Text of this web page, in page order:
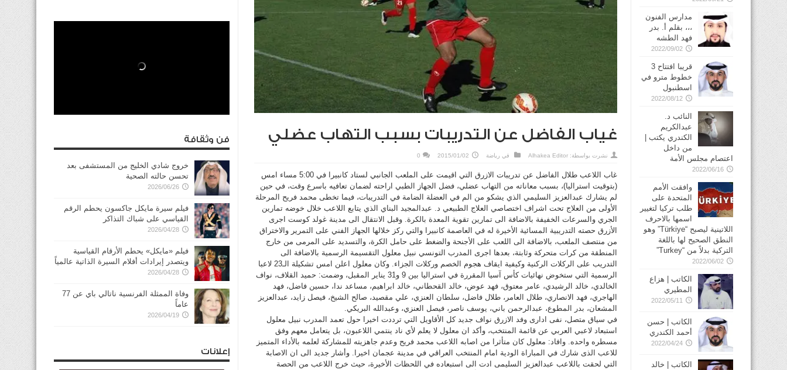
غياب الفاضل عن التدريبات بسبب التهاب عضلي
نشرت بواسطة: Alhakea Editor في رياضة 2015/01/02
0
غاب اللاعب طلال الفاضل عن تدريبات الازرق التي اقيمت على الملعب الجانبي لستاد كانبيرا في 5:00 مساء امس
(بتوقيت استراليا)، بسبب معاناته من التهاب عضلي، فضل الجهاز الطبي اراحته لضمان تعافيه باسرع وقت، في حين
لم يشارك عبدالعزيز السليمي الذي يشكو من الم في العضلة الضامة في التدريبات، فيما تخطى محمد فريح المرحلة
الأولى من العلاج تحت اشراف اختصاصي العلاج الطبيعي د. عبدالمجيد البناي الذي يتابع اللاعب خلال خوضه تمارين
الجري والسرعات الخفيفة بالاضافة الى تمارين تقوية المعدة بالكرة. وقبل الانتقال الى مدينة غولد كوست اجرى
الأزرق حصته التدريبية المسائية الأخيرة له في العاصمة كانبيرا والتي ركز خلالها الجهاز الفني على التمرير والاختراق
من منتصف الملعب، بالاضافة الى اللعب على الأجنحة والضغط على حامل الكرة، والتسديد على المرمى من خارج
المنطقة من كرات متحركة وثابتة، بعدها اجرى المدرب التونسي نبيل معلول التقسيمة الرسمية بالاضافة الى
التدريب على الركلات الركنية وكيفية ايقاف هجوم الخصم وركلات الجزاء. وكان معلول اعلن امس تشكيلة الـ23 لاعبا
الرسمية التي ستخوض نهائيات كأس آسيا المقررة في استراليا بين 9 و31 يناير المقبل، وضمت: حميد القلاف، نواف
الخالدي، خالد الرشيدي، عامر معتوق، فهد عوض، خالد القحطاني، خالد ابراهيم، مساعد ندا، حسين فاضل، فهد
الهاجري، فهد الانصاري، طلال العامر، طلال فاضل، سلطان العنزي، علي مقصيد، صالح الشيخ، فيصل زايد، عبدالعزيز
المشعان، بدر المطوع، عبدالرحمن باني، يوسف ناصر، فيصل العنزي، وعبدالله البريكي.
في سياق متصل، نفى ادارى وفد الازرق نواف جديد كل الأقاويل التي ترددت اخيرا حول تعمد المدرب نبيل معلول
استبعاد لاعبي العربي عن قائمة المنتخب، وأكد ان معلول لا يعلم لأي ناد ينتمي اللاعبون، بل يتعامل معهم وفق
مسطره واحده. وافاد: معلول كان متأثرا من اصابه اللاعب محمد فريح وعدم جاهزيته للمشاركة لعلمه بالأداء المتميز
للاعب الذى شارك في المباراة الودية امام المنتخب العراقي في مدينة عجمان اخيرا. وأشار جديد الى ان الاصابة
التي لحقت باللاعب عبدالعزيز السليمى ادت الى استبعاده في اللحظات الأخيرة، حيث خرج اللاعب من الحصة
مدارس الفنون
،،، بقلم أ. بدر
فهد الطشه
2022/09/02
قريبا افتتاح 3
خطوط مترو في
2022/08/12
النائب د.
عبدالكريم
الكندري يكتب |
من داخل
اعتصام مجلس الأمة
2022/06/16
وافقت الأمم
المتحدة على
طلب تركيا لتغيير
اسمها بالاحرف
اللاتينية ليصبح “Türkiye” وهو
النطق الصحيح لها باللغة
التركية بدلاً من “Turkey”
2022/06/02
الكاتب | هزاع
المطيري
2022/05/11
الكاتب | حسن
أحمد الكندري
2022/04/24
الكاتب | خالد
فن وثقافة
خروج شادي الخليج من المستشفى بعد
تحسن حالته الصحية
2026/06/26
فيلم سيرة مايكل جاكسون يحطم الرقم
القياسي على شباك التذاكر
2026/04/28
فيلم «مايكل» يحطم الأرقام القياسية
ويتصدر إيرادات أفلام السيرة الذاتية عالمياً
2026/04/28
وفاة الممثلة الفرنسية ناتالي باي عن 77
عاماً
2026/04/19
إعلانات